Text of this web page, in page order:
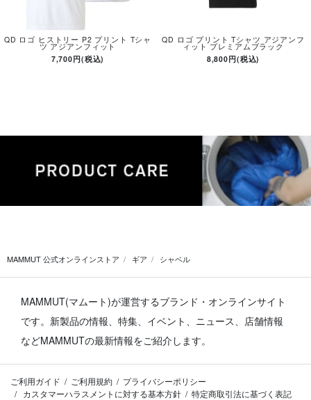
QD ロゴ ヒストリー P2 プリント Tシャ
ツ アジアンフィット
7,700円(税込)
QD ロゴ プリント Tシャツ アジアンフ
ィット プレミアムブラック
8,800円(税込)
MAMMUT 公式オンラインストア ギア シャベル
MAMMUT(マムート)が運営するブランド・オンラインサイト
です。 新製品の情報、特集、イベント、ニュース、店舗情報
などMAMMUTの最新情報をご紹介します。
ご利用ガイド ご利用規約
プライバシーポリシー
カスタマーハラスメントに対する基本方針
特定商取引法に基づく表記